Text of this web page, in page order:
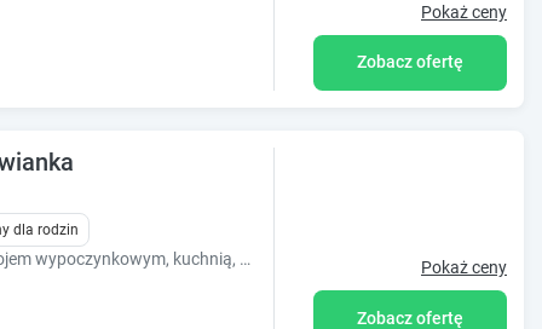
Pokaż ceny
Zobacz ofertę
dla rodzin
Eleganckie apartamenty z sypialnią, pokojem wypoczynkowym, kuchnią, łazienką i balkonem. Przestronny ogród z miejscem na grilla, parking, plac zabaw. Pokaż ceny
Zobacz ofertę